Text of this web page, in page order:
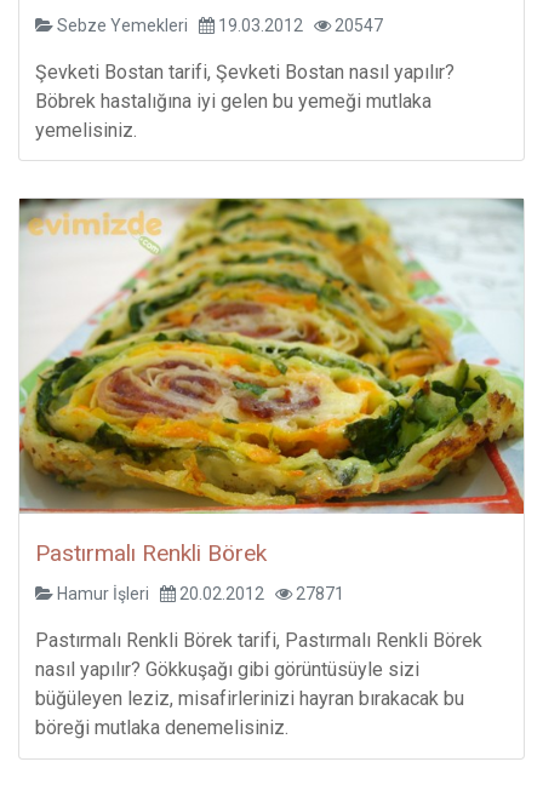
Sebze Yemekleri 19.03.2012 20547
Şevketi Bostan tarifi, Şevketi Bostan nasıl yapılır?
Böbrek hastalığına iyi gelen bu yemeği mutlaka
yemelisiniz.
Pastırmalı Renkli Börek
Hamur İşleri 20.02.2012 27871
Pastırmalı Renkli Börek tarifi, Pastırmalı Renkli Börek
nasıl yapılır? Gökkuşağı gibi görüntüsüyle sizi
büğüleyen leziz, misafirlerinizi hayran bırakacak bu
böreği mutlaka denemelisiniz.